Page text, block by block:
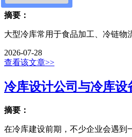
摘要：
大型冷库常用于食品加工、冷链物
2026-07-28
查看该文章>>
冷库设计公司与冷库设
摘要：
在冷库建设前期，不少企业会遇到